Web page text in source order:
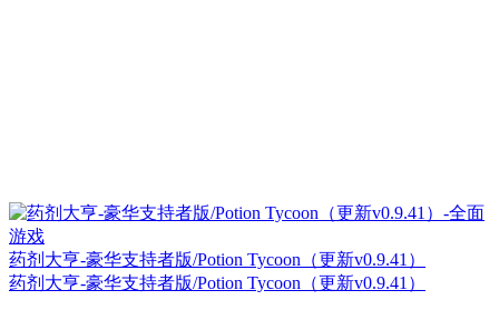
药剂大亨-豪华支持者版/Potion Tycoon（更新v0.9.41）
药剂大亨-豪华支持者版/Potion Tycoon（更新v0.9.41）